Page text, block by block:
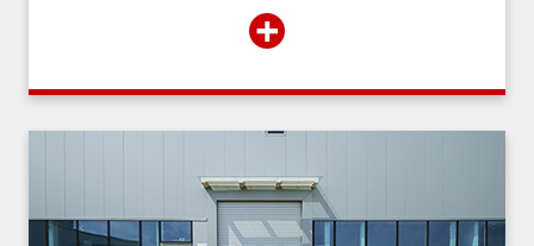
l’accès à l’immeuble aux résidents ou aux
personnes autorisées par ces derniers.
+